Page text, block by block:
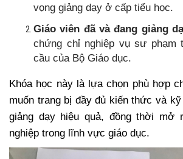
vọng giảng dạy ở cấp tiểu học.
Giáo viên đã và đang giảng
chứng chỉ nghiệp vụ sư phạm
cầu của Bộ Giáo dục.
Khóa học này là lựa chọn phù hợp
muốn trang bị đầy đủ kiến thức và
giảng dạy hiệu quả, đồng thời mở
nghiệp trong lĩnh vực giáo dục.